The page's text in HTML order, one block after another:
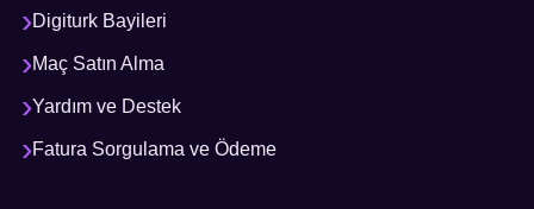
Digiturk Bayileri
Maç Satın Alma
Yardım ve Destek
Fatura Sorgulama ve Ödeme